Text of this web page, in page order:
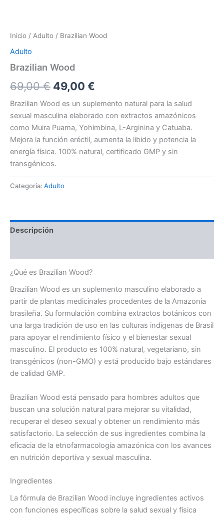
Inicio / Adulto / Brazilian Wood
Adulto
Brazilian Wood
69,00€ El
precio
original
era:
69,00 €.
49,00 €
precio
actual
es:
49,00 €.
Brazilian Wood es un suplemento natural para la salud
sexual masculina elaborado con extractos amazónicos
como Muira Puama, Yohimbina, L-Arginina y Catuaba.
Mejora la función eréctil, aumenta la libido y potencia la
energía física. 100% natural, certificado GMP y sin
transgénicos.
Categoría: Adulto
Descripción
¿Qué es Brazilian Wood?
Brazilian Wood es un suplemento masculino elaborado a
partir de plantas medicinales procedentes de la Amazonia
brasileña. Su formulación combina extractos botánicos con
una larga tradición de uso en las culturas indígenas de Brasil
para apoyar el rendimiento físico y el bienestar sexual
masculino. El producto es 100% natural, vegetariano, sin
transgénicos (non-GMO) y está producido bajo estándares
de calidad GMP.
Brazilian Wood está pensado para hombres adultos que
buscan una solución natural para mejorar su vitalidad,
recuperar el deseo sexual y obtener un rendimiento más
satisfactorio. La selección de sus ingredientes combina la
eficacia de la etnofarmacología amazónica con los avances
en nutrición deportiva y sexual masculina.
Ingredientes
La fórmula de Brazilian Wood incluye ingredientes activos
con funciones específicas sobre la salud sexual y física